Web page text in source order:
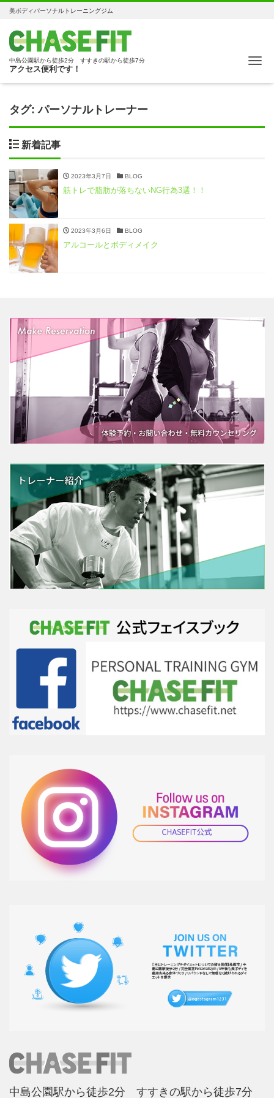
美ボディパーソナルトレーニングジム
中島公園駅から徒歩2分 すすきの駅から徒歩7分
アクセス便利です！
タグ:パーソナルトレーナー
新着記事
2023年3月7日 BLOG
筋トレで脂肪が落ちないNG行為3選！！
2023年3月6日 BLOG
アルコールとボディメイク
中島公園駅から徒歩2分 すすきの駅から徒歩7分